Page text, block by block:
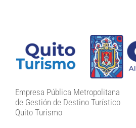
Empresa Pública Metropolitana
de Gestión de Destino Turístico
Quito Turismo